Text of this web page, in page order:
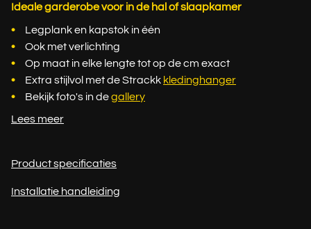
Ideale garderobe voor in de hal of slaapkamer
Legplank en kapstok in één
Ook met verlichting
Op maat in elke lengte tot op de cm exact
Extra stijlvol met de Strackk kledinghanger
Bekijk foto's in degallery
Lees meer
Product specificaties
Installatie handleiding